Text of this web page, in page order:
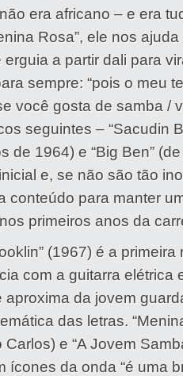
era africano – e era
Rosa”, ele nos
a partir dali para
sempre: “pois o meu
você gosta de samba /
seguintes – “Sacudin
de 1964) e “Big Ben”
e, se não são tão
conteúdo para manter
primeiros anos da
(1967) é a
com a guitarra elétrica
aproxima da jovem
das letras.
e “A Jovem
ícones da onda “é uma